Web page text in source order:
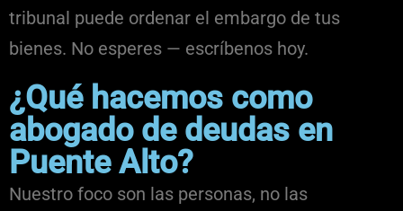
tribunal puede ordenar el embargo de tus
bienes. No esperes — escríbenos hoy.
¿Qué hacemos como
abogado de deudas en
Puente Alto?
Nuestro foco son las personas, no las